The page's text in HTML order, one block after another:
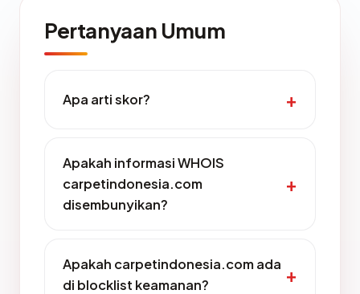
Pertanyaan Umum
Apa arti skor?
Apakah informasi WHOIS
carpetindonesia.com
disembunyikan?
Apakah carpetindonesia.com ada
di blocklist keamanan?